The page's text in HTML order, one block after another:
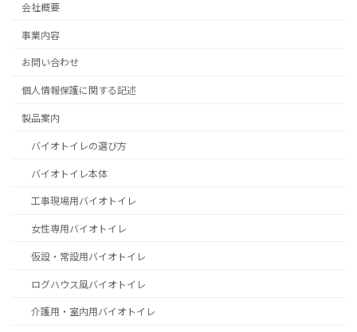
会社概要
事業内容
お問い合わせ
個人情報保護に関する記述
製品案内
バイオトイレの選び方
バイオトイレ本体
工事現場用バイオトイレ
女性専用バイオトイレ
仮設・常設用バイオトイレ
ログハウス風バイオトイレ
介護用・室内用バイオトイレ